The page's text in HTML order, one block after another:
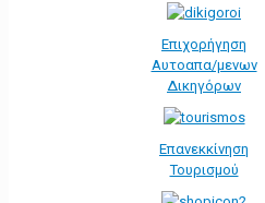
Επιχορήγηση
Αυτοαπα/μενων
Δικηγόρων
Επανεκκίνηση
Τουρισμού